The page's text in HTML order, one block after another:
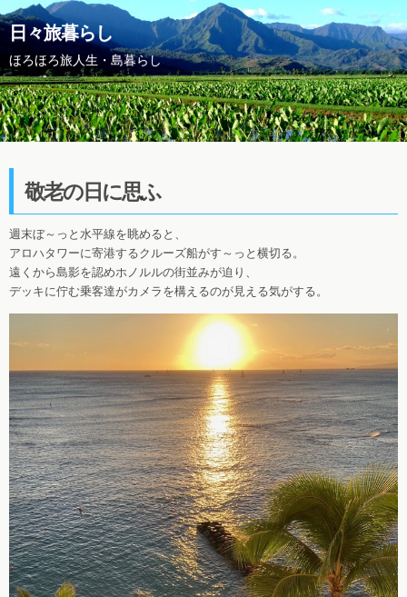
日々旅暮らし
ほろほろ旅人生・島暮らし
敬老の日に思ふ
週末ぼ～っと水平線を眺めると、
アロハタワーに寄港するクルーズ船がす～っと横切る。
遠くから島影を認めホノルルの街並みが迫り、
デッキに佇む乗客達がカメラを構えるのが見える気がする。